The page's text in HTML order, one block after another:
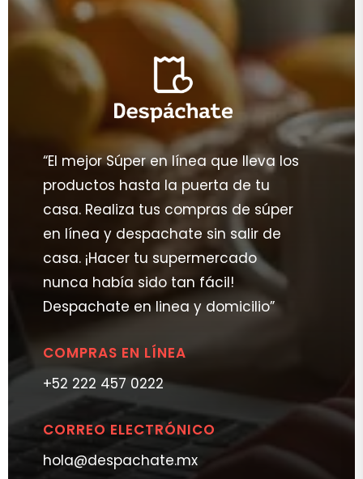
“El mejor Súper en línea que lleva los
productos hasta la puerta de tu
casa. Realiza tus compras de súper
en línea y despachate sin salir de
casa. ¡Hacer tu supermercado
nunca había sido tan fácil!
Despachate en linea y domicilio”
COMPRAS EN LÍNEA
+52 222 457 0222
CORREO ELECTRÓNICO
hola@despachate.mx